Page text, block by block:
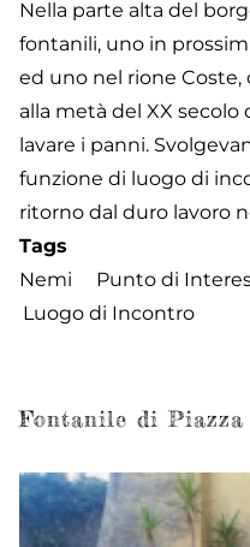
Nella parte alta del
fontanili, uno in
ed uno nel rione
alla metà del XX
lavare i panni.
funzione di luogo di
ritorno dal duro lavoro
Tags
Nemi
Punto di
Luogo di Incontro
Fontanile di Piazza